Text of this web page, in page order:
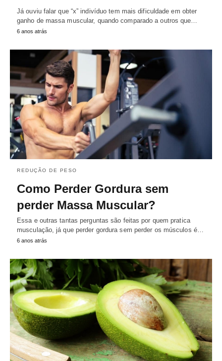
Já ouviu falar que “x” indivíduo tem mais dificuldade em obter
ganho de massa muscular, quando comparado a outros que…
6 anos atrás
REDUÇÃO DE PESO
Como Perder Gordura sem
perder Massa Muscular?
Essa e outras tantas perguntas são feitas por quem pratica
musculação, já que perder gordura sem perder os músculos é…
6 anos atrás